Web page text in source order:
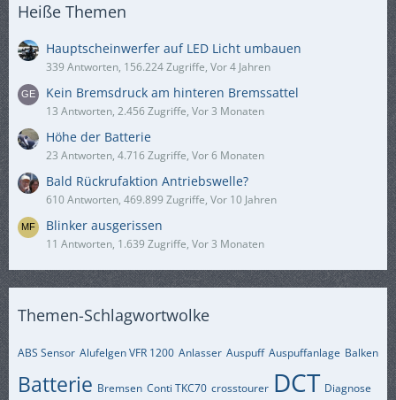
Heiße Themen
Hauptscheinwerfer auf LED Licht umbauen
339 Antworten, 156.224 Zugriffe, Vor 4 Jahren
Kein Bremsdruck am hinteren Bremssattel
13 Antworten, 2.456 Zugriffe, Vor 3 Monaten
Höhe der Batterie
23 Antworten, 4.716 Zugriffe, Vor 6 Monaten
Bald Rückrufaktion Antriebswelle?
610 Antworten, 469.899 Zugriffe, Vor 10 Jahren
Blinker ausgerissen
11 Antworten, 1.639 Zugriffe, Vor 3 Monaten
Themen-Schlagwortwolke
ABS Sensor Alufelgen VFR 1200 Anlasser Auspuff Auspuffanlage Balken
Batterie Bremsen Conti TKC70 crosstourer DCT Diagnose